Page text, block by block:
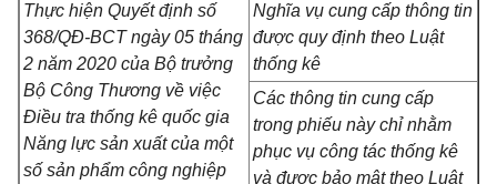
Thực hiện Quyết định số
368/QĐ-BCT ngày 05 tháng
2 năm 2020 của Bộ trưởng
Bộ Công Thương về việc
Điều tra thống kê quốc gia
Năng lực sản xuất của một
số sản phẩm công nghiệp
Nghĩa vụ cung cấp thông tin
được quy định theo Luật
thống kê
Các thông tin cung cấp
trong phiếu này chỉ nhằm
phục vụ công tác thống kê
và được bảo mật theo Luật